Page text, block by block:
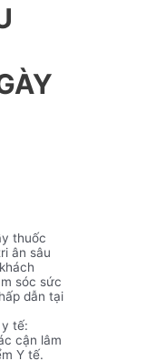
thuốc
ân sâu
sóc sức
dẫn tại
tế:
cận lâm
Y tế.